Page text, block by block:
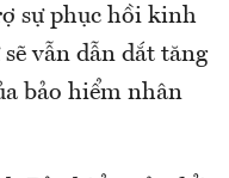
sự phục hồi kinh
vẫn dẫn dắt tăng
bảo hiểm nhân